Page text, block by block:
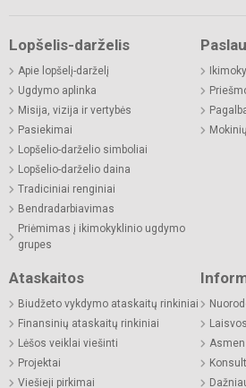
Lopšelis-darželis
Apie lopšelį-darželį
Ugdymo aplinka
Misija, vizija ir vertybės
Pasiekimai
Lopšelio-darželio simboliai
Lopšelio-darželio daina
Tradiciniai renginiai
Bendradarbiavimas
Priėmimas į ikimokyklinio ugdymo
grupes
Ataskaitos
Biudžeto vykdymo ataskaitų rinkiniai
Finansinių ataskaitų rinkiniai
Lėšos veiklai viešinti
Projektai
Viešieji pirkimai